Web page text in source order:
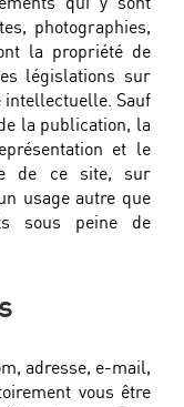
qui y sont
photographies,
la propriété de
législations sur
intellectuelle. Sauf
la publication, la
et le
de ce site, sur
usage autre que
sous peine de
adresse, e-mail,
vous être